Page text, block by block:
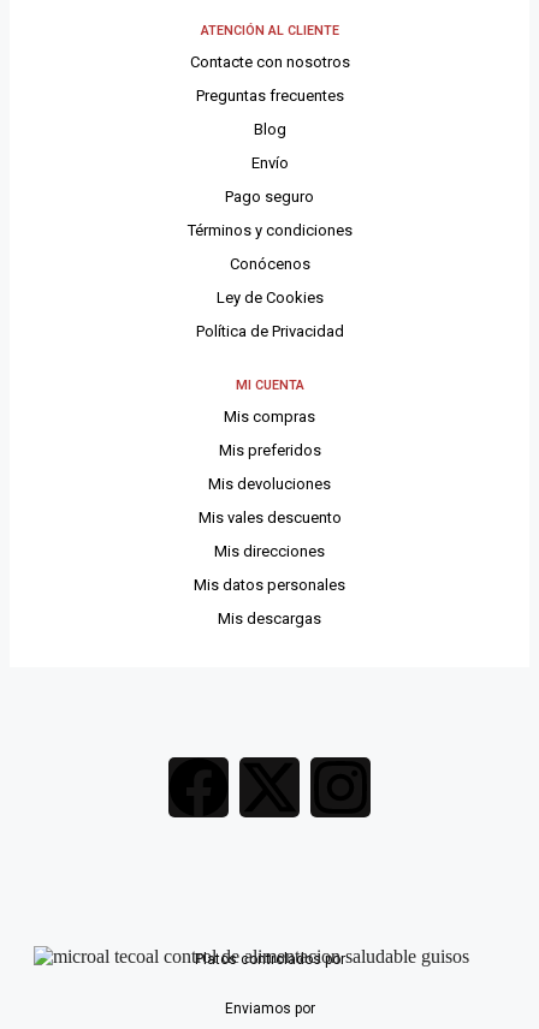
ATENCIÓN AL CLIENTE
Contacte con nosotros
Preguntas frecuentes
Blog
Envío
Pago seguro
Términos y condiciones
Conócenos
Ley de Cookies
Política de Privacidad
MI CUENTA
Mis compras
Mis preferidos
Mis devoluciones
Mis vales descuento
Mis direcciones
Mis datos personales
Mis descargas
Platos controlados por
Enviamos por